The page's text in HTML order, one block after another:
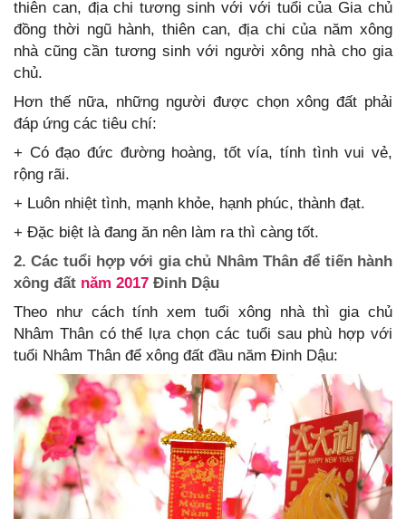
thiên can, địa chi tương sinh với với tuổi của Gia chủ
đồng thời ngũ hành, thiên can, địa chi của năm xông
nhà cũng cần tương sinh với người xông nhà cho gia
chủ.
Hơn thế nữa, những người được chọn xông đất phải
đáp ứng các tiêu chí:
+ Có đạo đức đường hoàng, tốt vía, tính tình vui vẻ,
rộng rãi.
+ Luôn nhiệt tình, mạnh khỏe, hạnh phúc, thành đạt.
+ Đặc biệt là đang ăn nên làm ra thì càng tốt.
2. Các tuổi hợp với gia chủ Nhâm Thân để tiến hành
xông đất năm 2017 Đinh Dậu
Theo như cách tính xem tuổi xông nhà thì gia chủ
Nhâm Thân có thể lựa chọn các tuổi sau phù hợp với
tuổi Nhâm Thân để xông đất đầu năm Đinh Dậu: